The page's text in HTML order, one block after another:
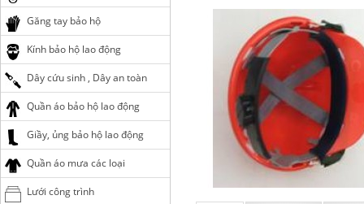
Găng tay bảo hộ
Kính bảo hộ lao động
Dây cứu sinh , Dây an toàn
Quần áo bảo hộ lao động
Giầy, ủng bảo hộ lao động
Quần áo mưa các loại
Lưới công trình